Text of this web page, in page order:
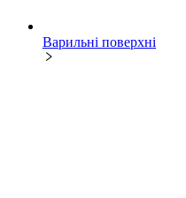
Варильні поверхні